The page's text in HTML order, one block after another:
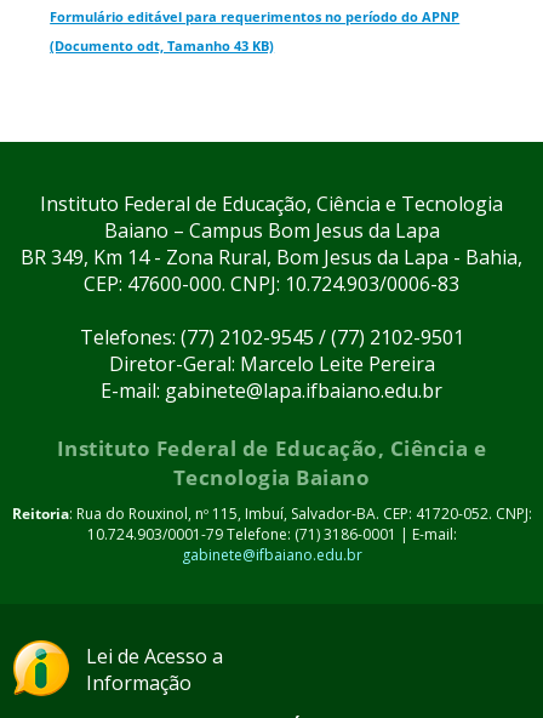
Formulário editável para requerimentos no período do APNP
(Documento odt, Tamanho 43 KB)
Instituto Federal de Educação, Ciência e Tecnologia
Baiano – Campus Bom Jesus da Lapa
BR 349, Km 14 - Zona Rural, Bom Jesus da Lapa - Bahia,
CEP: 47600-000. CNPJ: 10.724.903/0006-83
Telefones: (77) 2102-9545 / (77) 2102-9501
Diretor-Geral: Marcelo Leite Pereira
E-mail: gabinete@lapa.ifbaiano.edu.br
Instituto Federal de Educação, Ciência e
Tecnologia Baiano
Reitoria: Rua do Rouxinol, nº 115, Imbuí, Salvador-BA. CEP: 41720-052. CNPJ:
10.724.903/0001-79 Telefone: (71) 3186-0001 | E-mail:
gabinete@ifbaiano.edu.br
Lei de Acesso a
Informação